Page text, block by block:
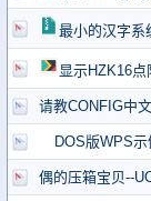
最小的汉字系
显示HZK16
请教CONFIG中
DOS版WPS
偶的压箱宝贝--